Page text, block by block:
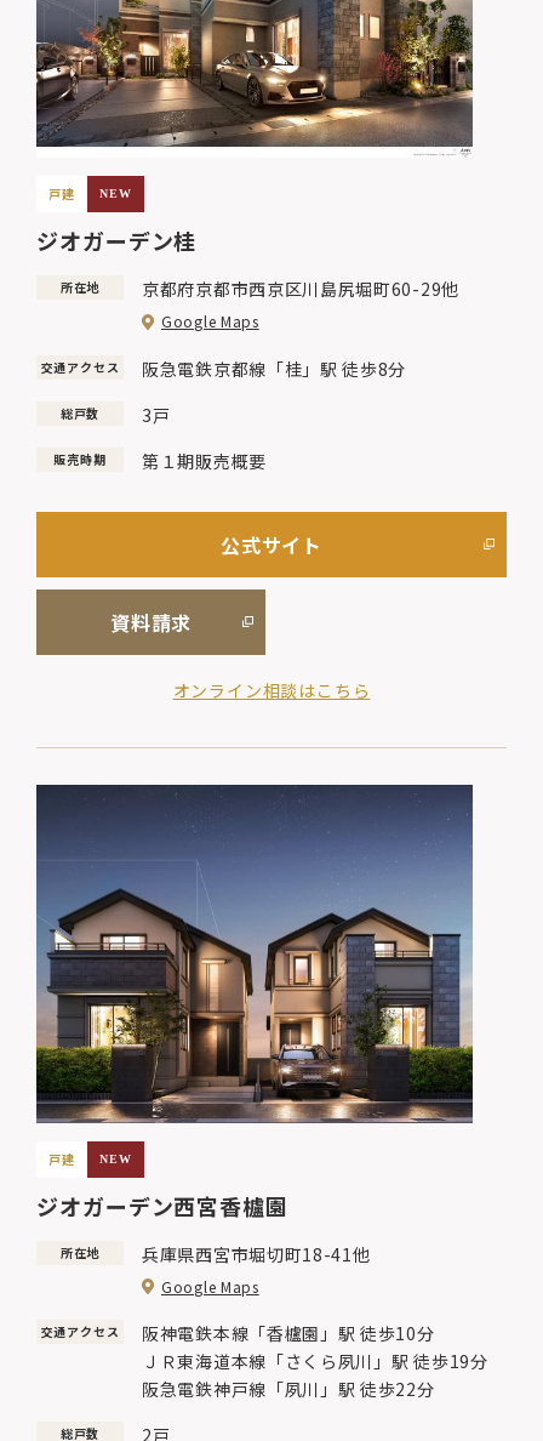
戸建 NEW
ジオガーデン桂
所在地 京都府京都市西京区川島尻堀町60-29他
Google Maps
交通アクセス 阪急電鉄京都線「桂」駅 徒歩8分
総戸数 3戸
販売時期 第１期販売概要
公式サイト
資料請求
オンライン相談はこちら
戸建 NEW
ジオガーデン西宮香櫨園
所在地 兵庫県西宮市堀切町18-41他
Google Maps
交通アクセス
阪神電鉄本線「香櫨園」駅 徒歩10分
ＪＲ東海道本線「さくら夙川」駅 徒歩19分
阪急電鉄神戸線「夙川」駅 徒歩22分
総戸数 2戸